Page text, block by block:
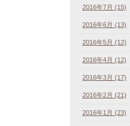
2016年7月 (15)
2016年6月 (13)
2016年5月 (12)
2016年4月 (12)
2016年3月 (17)
2016年2月 (21)
2016年1月 (23)